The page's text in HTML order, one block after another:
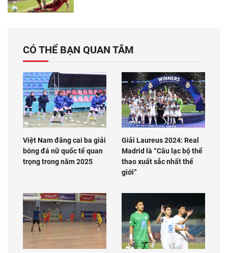
CÓ THỂ BẠN QUAN TÂM
Việt Nam đăng cai ba giải
bóng đá nữ quốc tế quan
trọng trong năm 2025
Giải Laureus 2024: Real
Madrid là “Câu lạc bộ thể
thao xuất sắc nhất thế
giới”